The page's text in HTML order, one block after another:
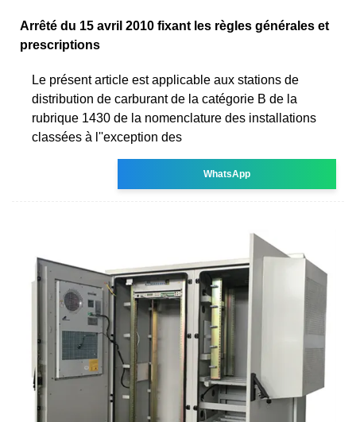
Arrêté du 15 avril 2010 fixant les règles générales et
prescriptions
Le présent article est applicable aux stations de
distribution de carburant de la catégorie B de la
rubrique 1430 de la nomenclature des installations
classées à l''exception des
WhatsApp